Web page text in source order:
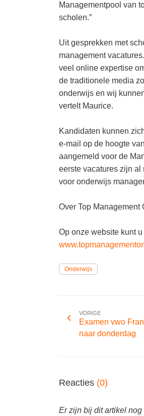
Managementpool van
scholen.”
Uit gesprekken met
management
veel online expertise
de traditionele media
onderwijs en wij
vertelt Maurice.
Kandidaten kunnen
e-mail op de hoogte
aangemeld voor de
eerste vacatures zijn
voor onderwijs
Over Top Management
Op onze website kunt
Onderwijs
VORIGE
Examen vwo
naar donderdag
Reacties (0)
Er zijn bij dit artikel